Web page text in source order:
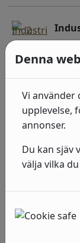
492kr I lager:
492kr I lager: 2-
Denna
Vi
upplevelse,
annonser.
Du kan sjäv
välja vilka